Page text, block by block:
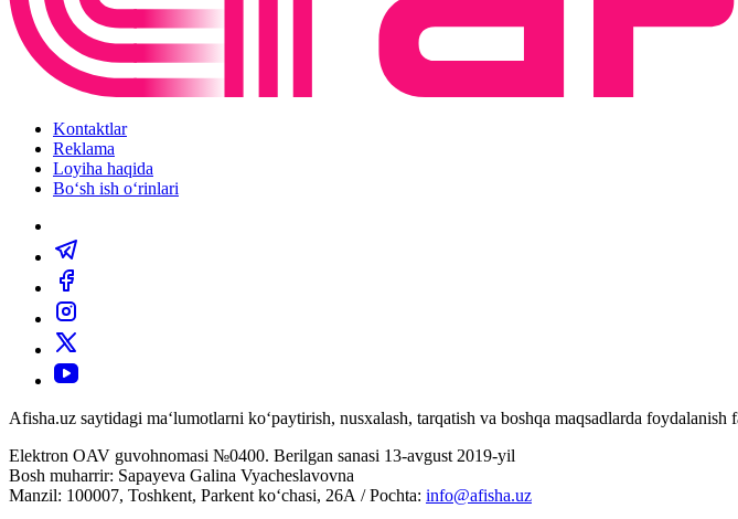
Kontaktlar
Reklama
Loyiha haqida
Bo‘sh ish o‘rinlari
Afisha.uz saytidagi ma‘lumotlarni ko‘paytirish, nusxalash, tarqatish va boshqa maqsadlarda
Elektron OAV guvohnomasi №0400. Berilgan sanasi 13-avgust 2019-yil
Bosh muharrir: Sapayeva Galina Vyacheslavovna
Manzil: 100007, Toshkent, Parkent ko‘chasi, 26А / Pochta: info@afisha.uz